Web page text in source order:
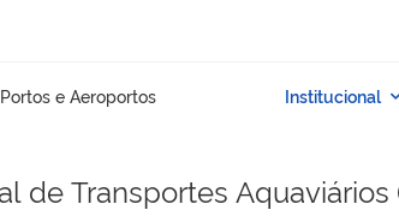
de Transportes Aquaviários